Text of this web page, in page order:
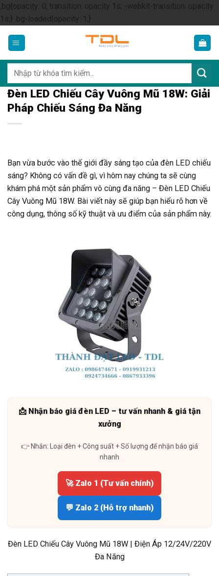
.bg{opacity: 0; transition: opacity 1s; -webkit-transition: opacity
1s;} .bg-loaded{opacity: 1;}Skip
content
kiếm:
Đèn LED Chiếu Cây Vuông Mũ 18W: Giải
Pháp Chiếu Sáng Đa Năng
Bạn vừa bước vào thế giới đầy sáng tạo của đèn LED chiếu
sáng? Không có vấn đề gì, vì hôm nay chúng ta sẽ cùng
khám phá một sản phẩm vô cùng đa năng – Đèn LED Chiếu
Cây Vuông Mũ 18W. Bài viết này sẽ giúp bạn hiểu rõ hơn về
công dụng, thông số kỹ thuật và ưu điểm của sản phẩm này.
📩 Nhận báo giá đèn LED – tư vấn nhanh & giá tận
xưởng
👉 Nhắn: Loại đèn + Công suất + Số lượng để nhận báo giá
nhanh
🚀 Zalo 1 (Tư vấn chính)
💬 Zalo 2 (Hỗ trợ nhanh)
Đèn LED Chiếu Cây Vuông Mũ 18W | Điện Áp 12/24V/220V
Đa Năng